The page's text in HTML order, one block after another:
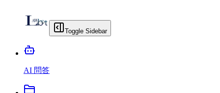
Toggle Sidebar
AI 問答